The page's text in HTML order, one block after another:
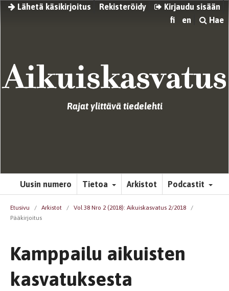
Lähetä käsikirjoitus Rekisteröidy
Kirjaudu sisään
fi
en Hae
Rajat ylittävä tiedelehti
Uusin numero Tietoa Arkistot Podcastit
Etusivu / Arkistot / Vol 38 Nro 2 (2018): Aikuiskasvatus 2/2018
/
Pääkirjoitus
Kamppailu aikuisten
kasvatuksesta